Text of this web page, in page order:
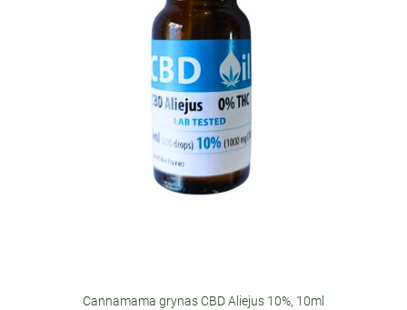
Cannamama grynas CBD Aliejus 10%, 10ml